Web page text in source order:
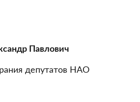
Павлович
депутатов НАО